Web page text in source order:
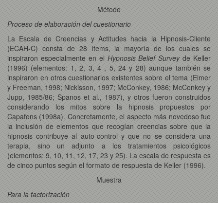
Método
Proceso de elaboración del cuestionario
La Escala de Creencias y Actitudes hacia la Hipnosis-Cliente
(ECAH-C) consta de 28 ítems, la mayoría de los cuales se
inspiraron especialmente en el Hypnosis Belief Surveyde Keller
(1996) (elementos: 1, 2, 3, 4 , 5, 24 y 28) aunque también se
inspiraron en otros cuestionarios existentes sobre el tema (Eimer
y Freeman, 1998; Nickisson, 1997; McConkey, 1986; McConkey y
Jupp, 1985/86; Spanos et al., 1987), y otros fueron construidos
considerando los mitos sobre la hipnosis propuestos por
Capafons (1998a). Concretamente, el aspecto más novedoso fue
la inclusión de elementos que recogían creencias sobre que la
hipnosis contribuye al auto-control y que no se considera una
terapia, sino un adjunto a los tratamientos psicológicos
(elementos: 9, 10, 11, 12, 17, 23 y 25). La escala de respuesta es
de cinco puntos según el formato de respuesta de Keller (1996).
Muestra
Para la factorización